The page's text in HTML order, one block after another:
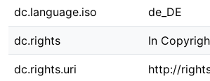
dc.language.iso de_DE
dc.rights In
dc.rights.uri http://